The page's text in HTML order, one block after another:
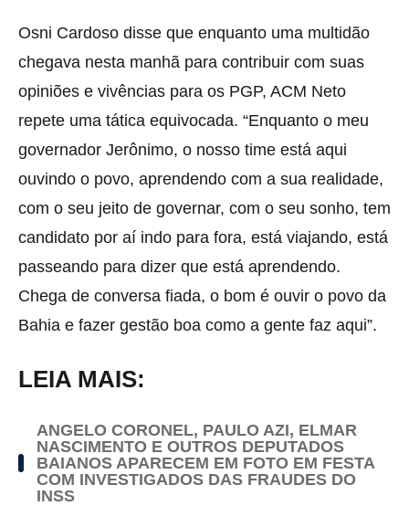
Osni Cardoso disse que enquanto uma multidão
chegava nesta manhã para contribuir com suas
opiniões e vivências para os PGP, ACM Neto
repete uma tática equivocada. “Enquanto o meu
governador Jerônimo, o nosso time está aqui
ouvindo o povo, aprendendo com a sua realidade,
com o seu jeito de governar, com o seu sonho, tem
candidato por aí indo para fora, está viajando, está
passeando para dizer que está aprendendo.
Chega de conversa fiada, o bom é ouvir o povo da
Bahia e fazer gestão boa como a gente faz aqui”.
LEIA MAIS:
ANGELO CORONEL, PAULO AZI, ELMAR
NASCIMENTO E OUTROS DEPUTADOS
BAIANOS APARECEM EM FOTO EM FESTA
COM INVESTIGADOS DAS FRAUDES DO
INSS